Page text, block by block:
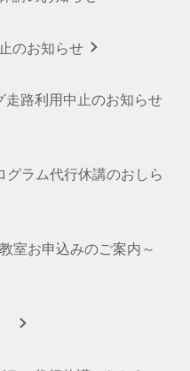
のお知らせ
走路利用中止のお知らせ
グラム代行休講のおしら
室お申込みのご案内～